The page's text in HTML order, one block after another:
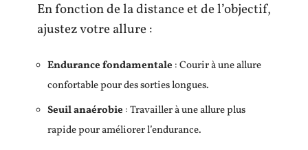
En fonction de la distance et de l’objectif,
ajustez votre allure :
Endurance fondamentale : Courir à une allure
confortable pour des sorties longues.
Seuil anaérobie : Travailler à une allure plus
rapide pour améliorer l’endurance.